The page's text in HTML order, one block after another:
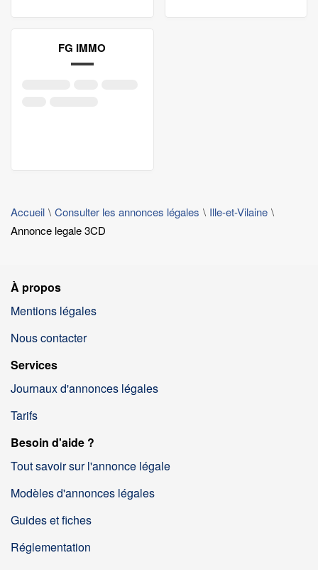
FG IMMO
Accueil Consulter les annonces légales
Ille-et-Vilaine
Annonce legale 3CD
À propos
Mentions légales
Nous contacter
Services
Journaux d'annonces légales
Tarifs
Besoin d'aide ?
Tout savoir sur l'annonce légale
Modèles d'annonces légales
Guides et fiches
Réglementation